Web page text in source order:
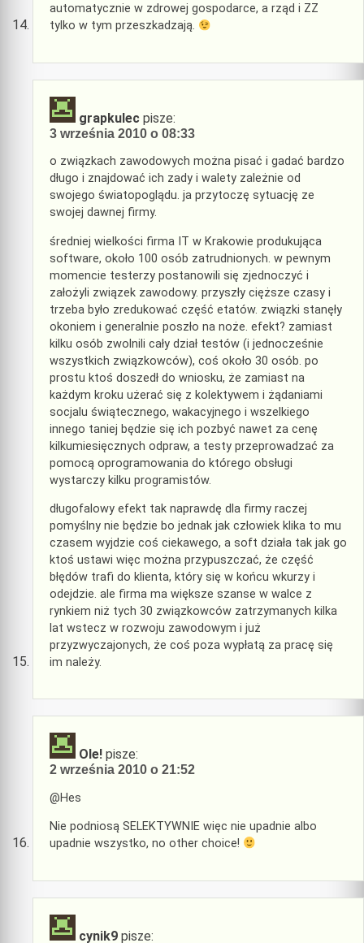
automatycznie w zdrowej gospodarce, a rząd i ZZ
tylko w tym przeszkadzają.
grapkulec pisze:
3 września 2010 o 08:33
o związkach zawodowych można pisać i gadać bardzo
długo i znajdować ich zady i walety zależnie od
swojego światopoglądu. ja przytoczę sytuację ze
swojej dawnej firmy.
średniej wielkości firma IT w Krakowie produkująca
software, około 100 osób zatrudnionych. w pewnym
momencie testerzy postanowili się zjednoczyć i
założyli związek zawodowy. przyszły cięższe czasy i
trzeba było zredukować część etatów. związki stanęły
okoniem i generalnie poszło na noże. efekt? zamiast
kilku osób zwolnili cały dział testów (i jednocześnie
wszystkich związkowców), coś około 30 osób. po
prostu ktoś doszedł do wniosku, że zamiast na
każdym kroku użerać się z kolektywem i żądaniami
socjalu świątecznego, wakacyjnego i wszelkiego
innego taniej będzie się ich pozbyć nawet za cenę
kilkumiesięcznych odpraw, a testy przeprowadzać za
pomocą oprogramowania do którego obsługi
wystarczy kilku programistów.
długofalowy efekt tak naprawdę dla firmy raczej
pomyślny nie będzie bo jednak jak człowiek klika to mu
czasem wyjdzie coś ciekawego, a soft działa tak jak go
ktoś ustawi więc można przypuszczać, że część
błędów trafi do klienta, który się w końcu wkurzy i
odejdzie. ale firma ma większe szanse w walce z
rynkiem niż tych 30 związkowców zatrzymanych kilka
lat wstecz w rozwoju zawodowym i już
przyzwyczajonych, że coś poza wypłatą za pracę się
im należy.
Ole! pisze:
2 września 2010 o 21:52
@Hes
Nie podniosą SELEKTYWNIE więc nie upadnie albo
upadnie wszystko, no other choice!
cynik9 pisze: